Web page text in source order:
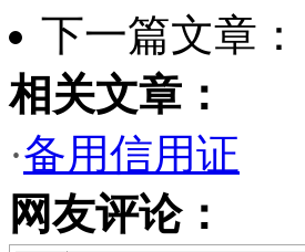
下一篇文章：
相关文章：
·备用信用证
网友评论：